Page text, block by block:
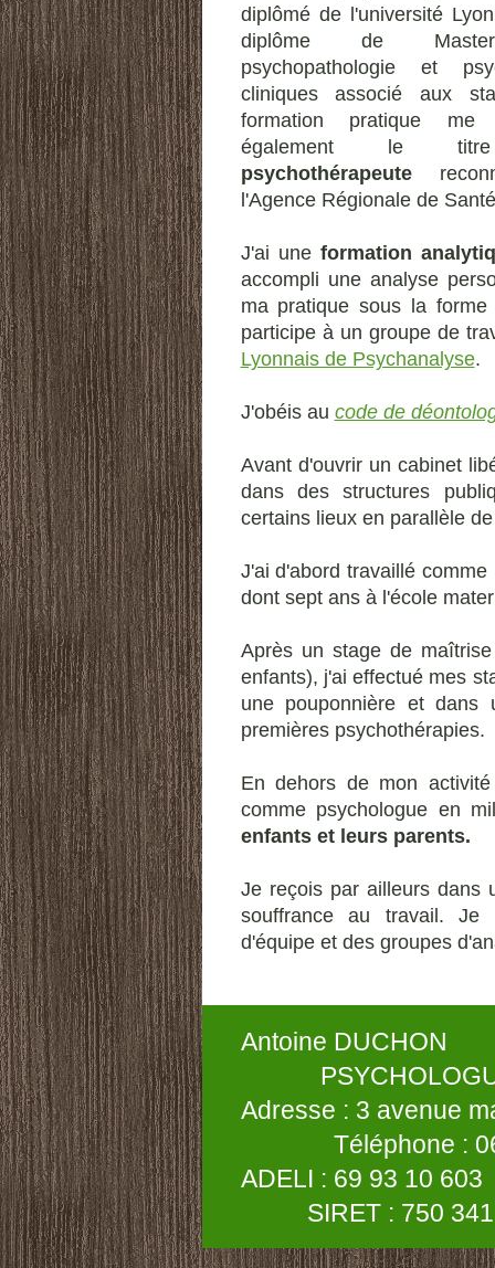
diplômé de l'université
diplôme de
psychopathologie et
cliniques associé aux
formation pratique me
également le
psychothérapeute
l'Agence Régionale de
J'ai une formation
accompli une analyse
ma pratique sous la forme
participe à un groupe de
Lyonnais de Psychanalyse.
J'obéis au code de
Avant d'ouvrir un cabinet
dans des structures
certains lieux en parallèle
J'ai d'abord travaillé
dont sept ans à l'école
Après un stage de
enfants), j'ai effectué mes
une pouponnière et
premières psychothérapies.
En dehors de mon
comme psychologue en
enfants et leurs parents.
Je reçois par ailleurs dans
souffrance au travail. Je
d'équipe et des groupes
Adresse : 3 avenue
Téléphone : 06
ADELI :
SIRET : 750 341